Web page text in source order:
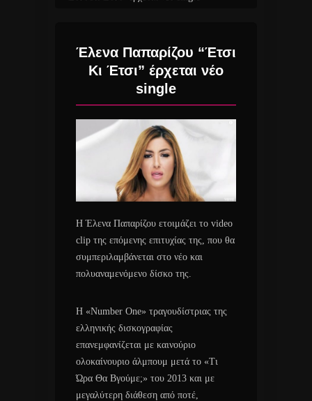
Έλενα Παπαρίζου “Έτσι
Κι Έτσι” έρχεται νέο
single
Η Έλενα Παπαρίζου ετοιμάζει το video
clip της επόμενης επιτυχίας της, που θα
συμπεριλαμβάνεται στο νέο και
πολυαναμενόμενο δίσκο της.
Η «Number One» τραγουδίστριας της
ελληνικής δισκογραφίας
επανεμφανίζεται με καινούριο
ολοκαίνουριο άλμπουμ μετά το «Τι
Ώρα Θα Βγούμε;» του 2013 και με
μεγαλύτερη διάθεση από ποτέ,